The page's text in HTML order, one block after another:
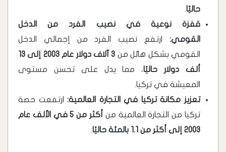
حاليًا.
قفزة نوعية في نصيب الفرد من الدخل
القومي: ارتفع نصيب الفرد من إجمالي الدخل
القومي بشكل هائل من
3 آلاف دولار عام 2003 إلى 13
ألف دولار حاليًا، مما يدل على تحسن مستوى
المعيشة في تركيا.
تعزيز مكانة تركيا في التجارة العالمية:ارتفعت حصة
تركيا من التجارة العالمية من
أكثر من 5 في الألف عام
2003 إلى أكثر من 1.1 بالمئة حاليًا
.